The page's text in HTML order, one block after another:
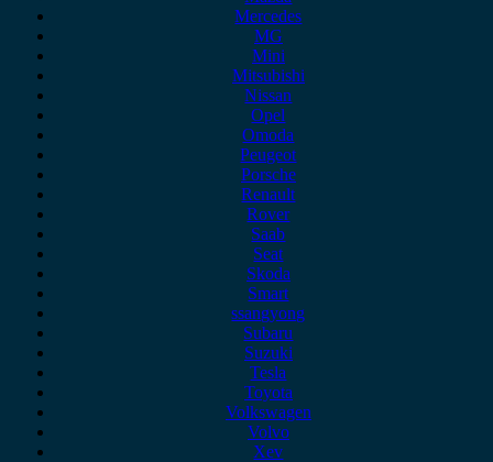
Mercedes
MG
Mini
Mitsubishi
Nissan
Opel
Omoda
Peugeot
Porsche
Renault
Rover
Saab
Seat
Skoda
Smart
ssangyong
Subaru
Suzuki
Tesla
Toyota
Volkswagen
Volvo
Xev